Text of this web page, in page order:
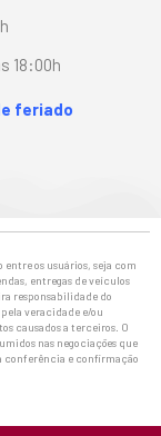
18:00h
feriado
os usuários, seja com
entregas de veículos
responsabilidade do
veracidade e/ou
causados a terceiros. O
nas negociações que
conferência e confirmação